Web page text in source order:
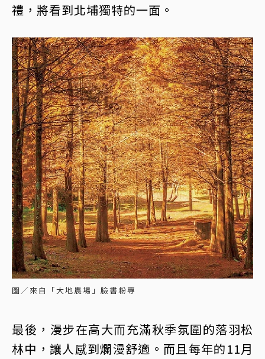
禮，將看到北埔獨特的一面。
圖／來自「大地農場」臉書粉專
最後，漫步在高大而充滿秋季氛圍的落羽松
林中，讓人感到爛漫舒適。而且每年的11月